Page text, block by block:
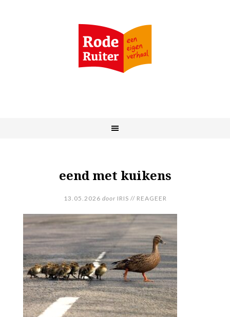
eend met kuikens
13.05.2026 door IRIS // REAGEER